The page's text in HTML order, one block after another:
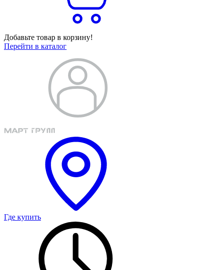
Добавьте товар в корзину!
Перейти в каталог
Где купить